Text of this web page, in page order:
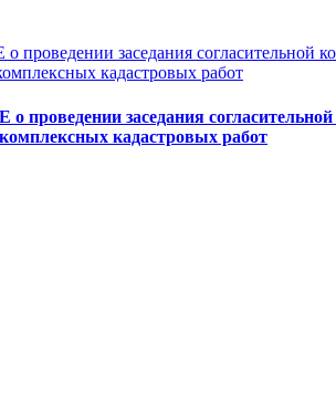
заседания согласительной
кадастровых работ
заседания согласительной
кадастровых работ